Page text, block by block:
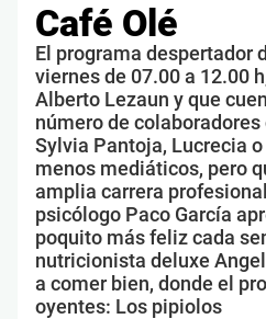
Café Olé
El programa despertador
viernes de 07.00 a 12.00
Alberto Lezaun y que
número de
Sylvia Pantoja, Lucrecia
menos mediáticos, pero
amplia carrera
psicólogo Paco García
poquito más feliz cada
nutricionista deluxe
a comer bien, donde el
oyentes: Los pipiolos